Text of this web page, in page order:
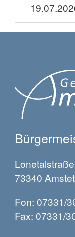
73340
Fon: 07331/
Fax: 07331/